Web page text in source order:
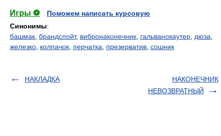
Игры ⚽
Поможем написать курсовую
Синонимы:
башмак брандспойт, вибронаконечник гальванокаутер дюза
железко колпачок перчатка презерватив сошник
НАКЛАДКА
НАКОНЕЧНИК
НЕВОЗВРАТНЫЙ